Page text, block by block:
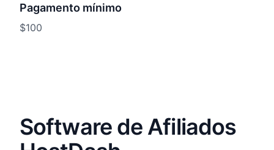
Pagamento mínimo
$100
Software de Afiliados